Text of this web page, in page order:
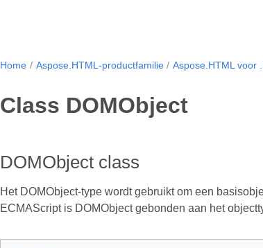
Home Aspose.HTML-productfamilie Aspose.HTML voor
Class DOMObject
DOMObject class
Het DOMObject-type wordt gebruikt om een
ECMAScript is DOMObject gebonden aan het